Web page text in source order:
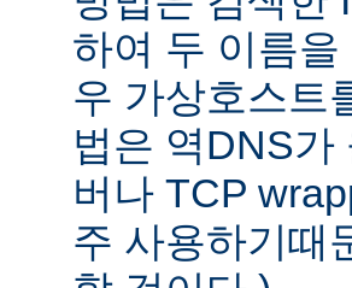
하여 두 이름
우 가상호스트
법은 역DNS가
버나 TCP
주 사용하기때